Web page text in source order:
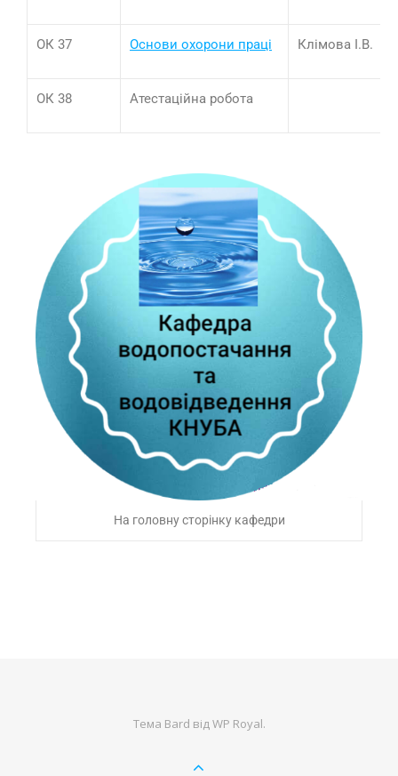
ОК 37 Основи охорони праці Клімова І.В.
ОК 38 Атестаційна робота
На головну сторінку кафедри
Тема Bard відWP Royal.